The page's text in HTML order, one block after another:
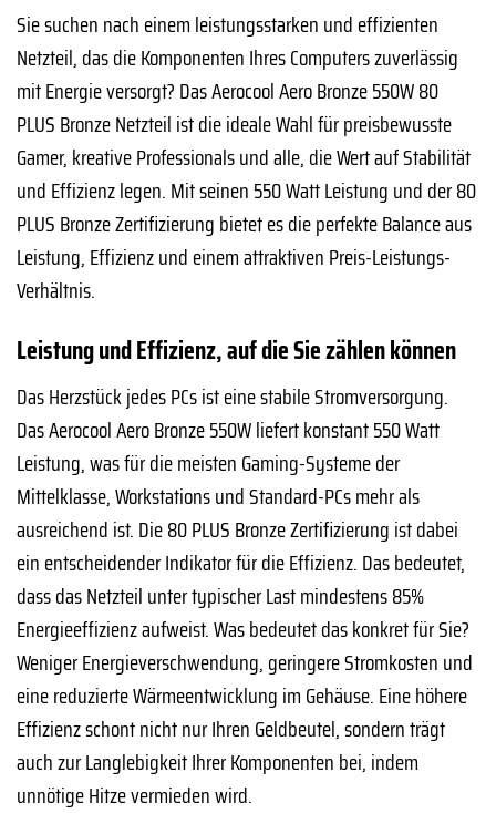
Sie suchen nach einem leistungsstarken und effizienten
Netzteil, das die Komponenten Ihres Computers zuverlässig
mit Energie versorgt? Das Aerocool Aero Bronze 550W 80
PLUS Bronze Netzteil ist die ideale Wahl für preisbewusste
Gamer, kreative Professionals und alle, die Wert auf Stabilität
und Effizienz legen. Mit seinen 550 Watt Leistung und der 80
PLUS Bronze Zertifizierung bietet es die perfekte Balance aus
Leistung, Effizienz und einem attraktiven Preis-Leistungs-
Verhältnis.
Leistung und Effizienz, auf die Sie zählen können
Das Herzstück jedes PCs ist eine stabile Stromversorgung.
Das Aerocool Aero Bronze 550W liefert konstant 550 Watt
Leistung, was für die meisten Gaming-Systeme der
Mittelklasse, Workstations und Standard-PCs mehr als
ausreichend ist. Die 80 PLUS Bronze Zertifizierung ist dabei
ein entscheidender Indikator für die Effizienz. Das bedeutet,
dass das Netzteil unter typischer Last mindestens 85%
Energieeffizienz aufweist. Was bedeutet das konkret für Sie?
Weniger Energieverschwendung, geringere Stromkosten und
eine reduzierte Wärmeentwicklung im Gehäuse. Eine höhere
Effizienz schont nicht nur Ihren Geldbeutel, sondern trägt
auch zur Langlebigkeit Ihrer Komponenten bei, indem
unnötige Hitze vermieden wird.